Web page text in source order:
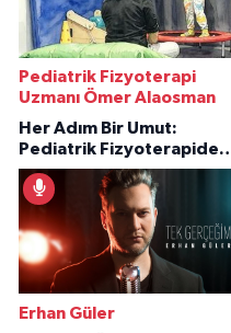
Pediatrik Fizyoterapi
Uzmanı Ömer Alaosman
Her Adım Bir Umut:
Pediatrik Fizyoterapiden
İlham Veren Hikâyeler
Erhan Güler